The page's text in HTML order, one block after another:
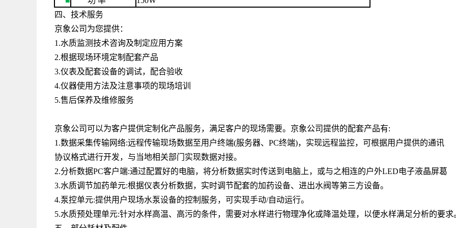
四、技术服务
京象公司为您提供：
1.水质监测技术咨询及制定应用方案
2.根据现场环境定制配套产品
3.仪表及配套设备的调试，配合验收
4.仪器使用方法及注意事项的现场培训
5.售后保养及维修服务
京象公司可以为客户提供定制化产品服务，满足客户的现场需要。京象公司提供的配套产品有:
1.数据采集传输网络:远程传输现场数据至用户终端(服务器、 PC终端)，实现远程监控，可根据用户提供的通讯
协议格式进行开发，与当地相关部门实现数据对接。
2.分析数据PC客户端:通过配置好的电脑，将分析数据实时传送到电脑上，或与之相连的户外LED电子液晶屏葛
3.水质调节加药单元:根据仪表分析数据，实时调节配套的加药设备、进出水阀等第三方设备。
4.泵控单元:提供用户现场水泵设备的控制服务，可实现手动/自动运行。
5.水质预处理单元:针对水样高温、高污的条件，需要对水样进行物理净化或降温处理，以便水样满足分析的要求